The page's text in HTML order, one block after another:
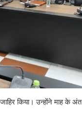
किया। उन्होंने माह के अंत